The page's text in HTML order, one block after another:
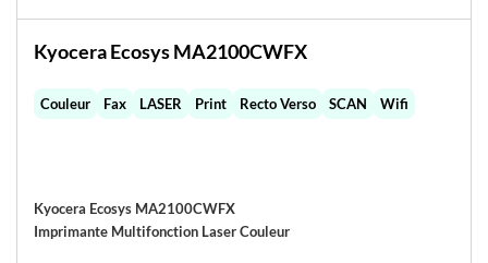
Kyocera Ecosys MA2100CWFX
Couleur Fax LASER Print Recto Verso SCAN Wifi
Kyocera Ecosys MA2100CWFX
Imprimante Multifonction Laser Couleur